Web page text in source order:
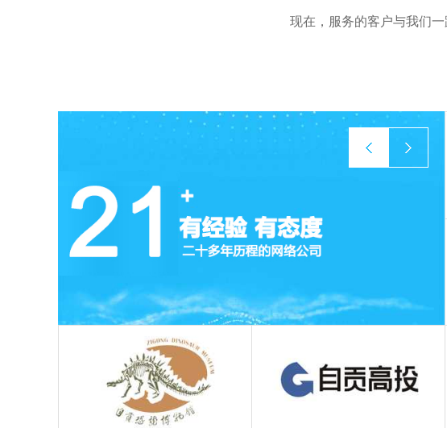
现在，服务的客户与我们